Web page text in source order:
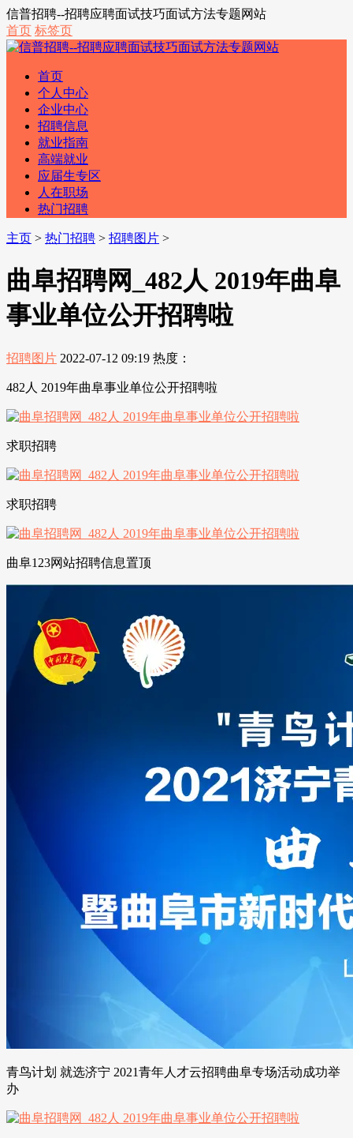
信普招聘--招聘应聘面试技巧面试方法专题网站
首页 标签页
首页
个人中心
企业中心
招聘信息
就业指南
高端就业
应届生专区
人在职场
热门招聘
主页 > 热门招聘 > 招聘图片 >
曲阜招聘网_482人 2019年曲阜
事业单位公开招聘啦
招聘图片 2022-07-12 09:19 热度：
482人 2019年曲阜事业单位公开招聘啦
求职招聘
求职招聘
曲阜123网站招聘信息置顶
青鸟计划 就选济宁 2021青年人才云招聘曲阜专场活动成功举
办